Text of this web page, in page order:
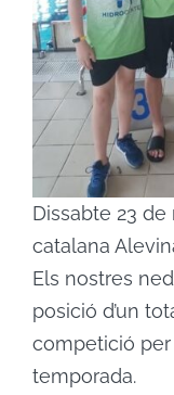
Dissabte 23 de
catalana
Els nostres
posició d’un
competició
temporada.